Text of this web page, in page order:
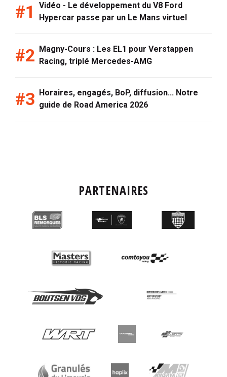
Vidéo - Le développement du V8 Ford
Hypercar passe par un Le Mans virtuel
Magny-Cours : Les EL1 pour Verstappen
Racing, triplé Mercedes-AMG
Horaires, engagés, BoP, diffusion... Notre
guide de Road America 2026
PARTENAIRES